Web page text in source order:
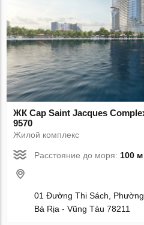
ЖК Cap Saint Jacques
9570
Жилой комплекс
Расстояние до моря: 100 м
01 Đường Thi Sách,
Bà Rịa - Vũng Tàu 78211